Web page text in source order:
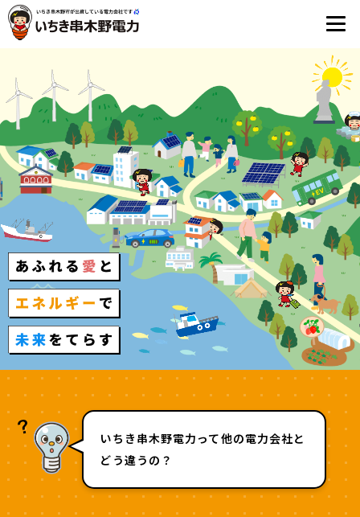
いちき串木野電力
いちき串木野電力って他の電力会社と
どう違うの？